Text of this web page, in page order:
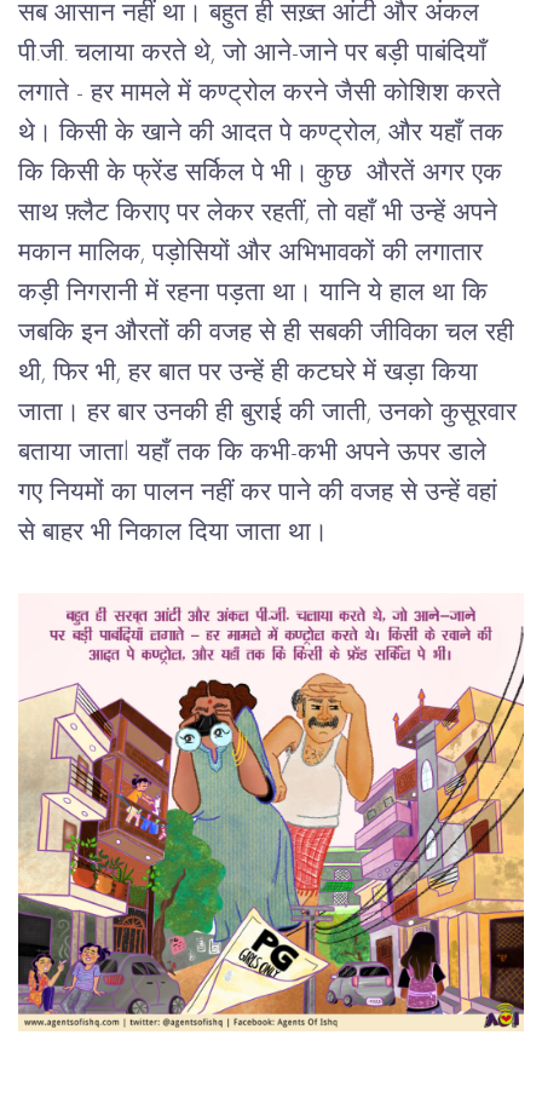
सब आसान नहीं था। बहुत ही सख़्त आंटी और अंकल
पी.जी. चलाया करते थे, जो आने-जाने पर बड़ी पाबंदियाँ
लगाते - हर मामले में कण्ट्रोल करने जैसी कोशिश करते
थे। किसी के खाने की आदत पे कण्ट्रोल, और यहाँ तक
कि किसी के फ्रेंड सर्किल पे भी। कुछ  औरतें अगर एक
साथ फ़्लैट किराए पर लेकर रहतीं, तो वहाँ भी उन्हें अपने
मकान मालिक, पड़ोसियों और अभिभावकों की लगातार
कड़ी निगरानी में रहना पड़ता था। यानि ये हाल था कि
जबकि इन औरतों की वजह से ही सबकी जीविका चल रही
थी, फिर भी, हर बात पर उन्हें ही कटघरे में खड़ा किया
जाता। हर बार उनकी ही बुराई की जाती, उनको कुसूरवार
बताया जाताl यहाँ तक कि कभी-कभी अपने ऊपर डाले
गए नियमों का पालन नहीं कर पाने की वजह से उन्हें वहां
से बाहर भी निकाल दिया जाता था।